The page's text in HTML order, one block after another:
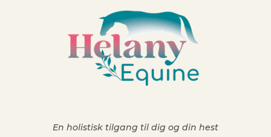
En holistisk tilgang til dig og din hest